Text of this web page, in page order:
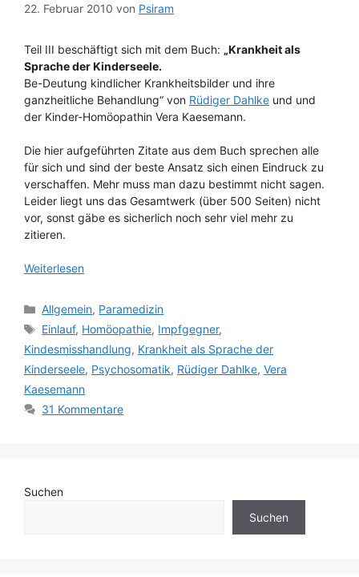
22. Februar 2010 von Psiram
Teil III beschäftigt sich mit dem Buch: „Krankheit als
Sprache der Kinderseele.
Be-Deutung kindlicher Krankheitsbilder und ihre
ganzheitliche Behandlung“ von Rüdiger Dahlke und und
der Kinder-Homöopathin Vera Kaesemann.
Die hier aufgeführten Zitate aus dem Buch sprechen alle
für sich und sind der beste Ansatz sich einen Eindruck zu
verschaffen. Mehr muss man dazu bestimmt nicht sagen.
Leider liegt uns das Gesamtwerk (über 500 Seiten) nicht
vor, sonst gäbe es sicherlich noch sehr viel mehr zu
zitieren.
Weiterlesen
Kategorien
Allgemein, Paramedizin
Schlagwörter
Einlauf, Homöopathie, Impfgegner,
Kindesmisshandlung, Krankheit als Sprache der
Kinderseele, Psychosomatik, Rüdiger Dahlke, Vera
Kaesemann
31 Kommentare
Suchen
Suchen